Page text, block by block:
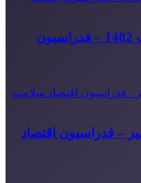
جشنواره امین‌الضرب 1402 – فدراسیون
– فدراسیون اقتصاد